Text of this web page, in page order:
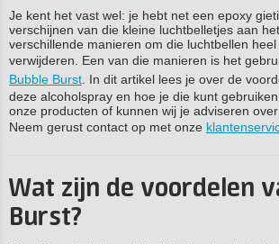
Je kent het vast wel: je hebt net een epoxy
verschijnen van die kleine luchtbelletjes aan
verschillende manieren om die luchtbellen
verwijderen. Een van die manieren is het
Bubble Burst . In dit artikel lees je over de
deze alcoholspray en hoe je die kunt
onze producten of kunnen wij je adviseren
Neem gerust contact op met onze
Wat zijn de voordelen
Burst?